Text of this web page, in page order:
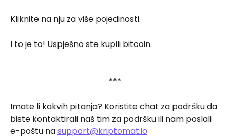
Kliknite na nju za više pojedinosti.
I to je to! Uspješno ste kupili bitcoin.
***
Imate li kakvih pitanja? Koristite chat za podršku da
biste kontaktirali naš tim za podršku ili nam poslali
e-poštu na support@kriptomat.io